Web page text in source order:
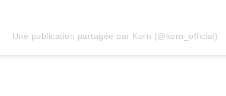
Une publication partagée par Korn (@korn_official)